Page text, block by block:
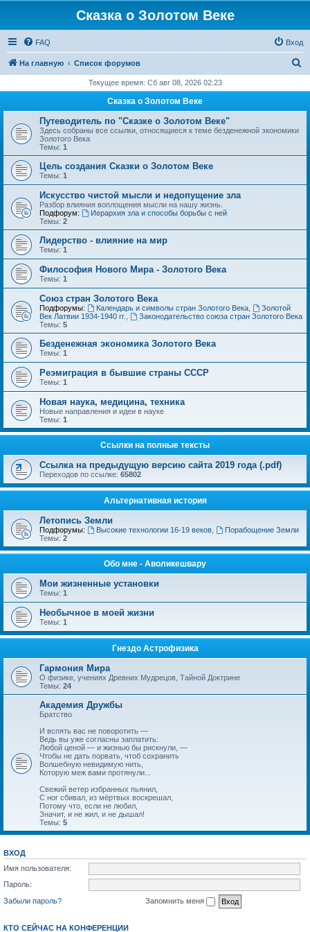
Сказка о Золотом Веке
FAQ Вход
На главную Список форумов
с
Текущее время: Сб авг 08, 2026 02:23
Сказка о Золотом Веке
Путеводитель по "Сказке о Золотом Веке"
Здесь собраны все ссылки, относящиеся к теме безденежной экономики
Золотого Века
Темы: 1
Цель создания Сказки о Золотом Веке
Темы: 1
Искусство чистой мысли и недопущение зла
Разбор влияния воплощения мысли на нашу жизнь.
Подфорум:
Иерархия зла и способы борьбы с ней
Темы: 2
Лидерство - влияние на мир
Темы: 1
Философия Нового Мира - Золотого Века
Темы: 1
Cоюз стран Золотого Века
Подфорумы: Календарь и символы стран Золотого Века,
Золотой
Век Латвии 1934-1940 гг.
Законодательство союза стран Золотого Века
Темы: 5
Безденежная экономика Золотого Века
Темы: 1
Реэмиграция в бывшие страны СССР
Темы: 1
Новая наука, медицина, техника
Новые направления и идеи в науке
Темы: 1
Ссылки на полные тексты
Ссылка на предыдущую версию сайта 2019 года (.pdf)
Переходов по ссылке: 65802
Альтернативная история
Летопись Земли
Подфорумы: Высокие технологии 16-19 веков,
Порабощение Земли
Темы: 2
Обо мне - Аволикешвару
Мои жизненные установки
Темы: 1
Необычное в моей жизни
Темы: 1
Гнездо Астрофизика
Гармония Мира
О физике, учениях Древних Мудрецов, Тайной Доктрине
Темы: 24
Академия Дружбы
Братство
И вспять вас не поворотить —
Ведь вы уже согласны заплатить:
Любой ценой — и жизнью бы рискнули, —
Чтобы не дать порвать, чтоб сохранить
Волшебную невидимую нить,
Которую меж вами протянули...
Свежий ветер избранных пьянил,
С ног сбивал, из мёртвых воскрешал,
Потому что, если не любил,
Значит, и не жил, и не дышал!
Темы: 5
ВХОД
Имя пользователя:
Пароль:
Забыли пароль?
Запомнить меня
КТО СЕЙЧАС НА КОНФЕРЕНЦИИ